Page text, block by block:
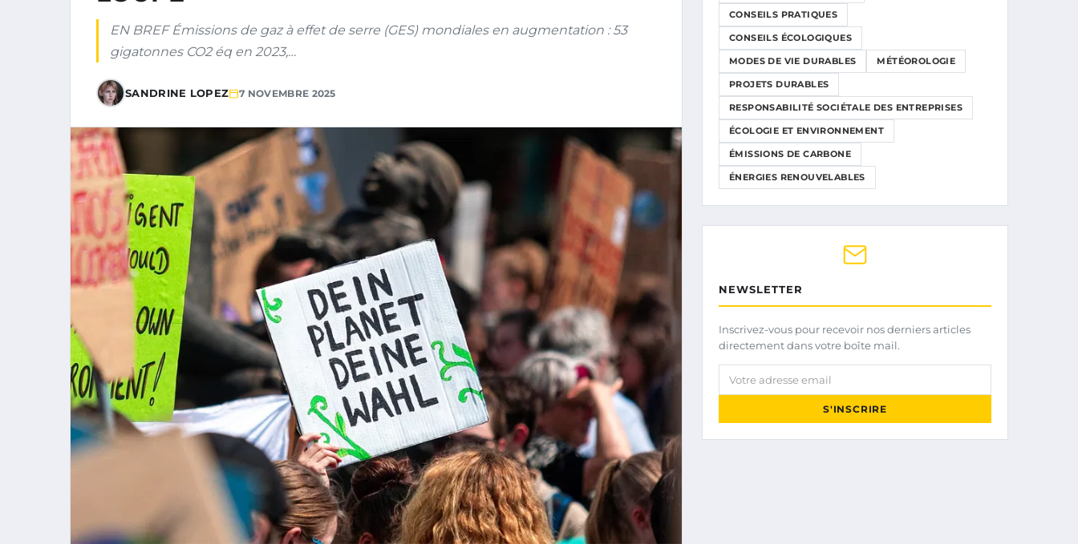
EN BREF Émissions de gaz à effet de serre (GES) mondiales en augmentation : 53
gigatonnes CO2 éq en 2023,…
SANDRINE LOPEZ 7 NOVEMBRE 2025
CONSEILS PRATIQUES
CONSEILS ÉCOLOGIQUES
MODES DE VIE DURABLES MÉTÉOROLOGIE
PROJETS DURABLES
RESPONSABILITÉ SOCIÉTALE DES ENTREPRISES
ÉCOLOGIE ET ENVIRONNEMENT
ÉMISSIONS DE CARBONE
ÉNERGIES RENOUVELABLES
NEWSLETTER
Inscrivez-vous pour recevoir nos derniers articles
directement dans votre boîte mail.
Votre adresse email
S'INSCRIRE